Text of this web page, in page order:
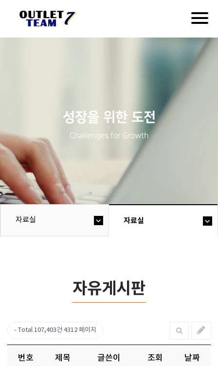
성장을 위한 도전
Challenges for Growth
자료실 자료실
자유게시판
Total 107,403건 4312 페이지
번호 제목 글쓴이 조회 날짜